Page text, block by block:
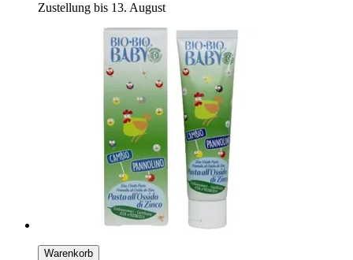
Zustellung bis 13. August
Warenkorb